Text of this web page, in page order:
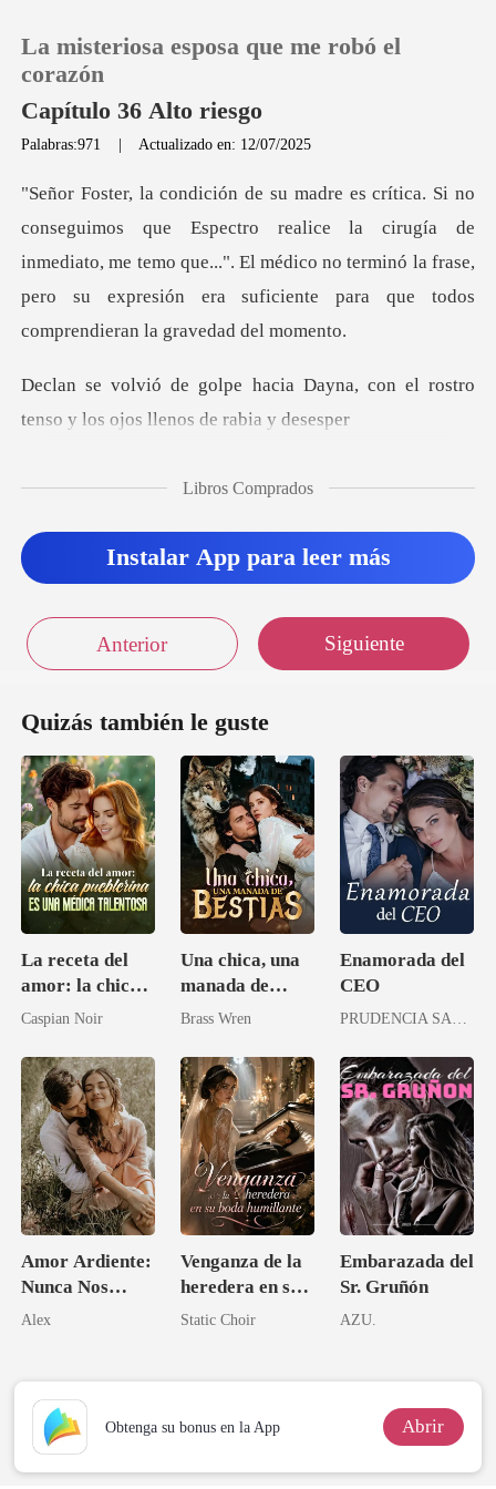
Recargar
Historia
Instalar APP
La misteriosa esposa que me robó el
corazón
Capítulo 36 Alto riesgo
Palabras:971 | Actualizado en: 12/07/2025
realice la cirugía de
inmediato, me temo que...". El médico no terminó la frase,
pe
Dayna, con el rostro
tenso y los
Libros Comprados
Instalar App para leer más
Anterior Siguiente
Quizás también le guste
La receta del
amor: la chica
pueblerina es
talentosa
Caspian Noir
Una chica, una
manada de
bestias
Brass Wren
Enamorada del
CEO
Amor Ardiente:
Nunca Nos
Separaremos
Alex
Venganza de la
heredera en su
boda humillante
Static Choir
Embarazada del
Sr. Gruñón
AZU.
Obtenga su bonus en la App Abrir